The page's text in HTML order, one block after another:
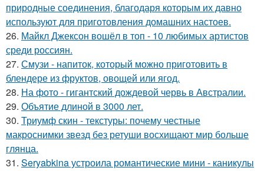
природные соединения, благодаря которым их давно
используют для приготовления домашних настоев.
26. Майкл Джексон вошёл в топ - 10 любимых артистов
среди россиян.
27. Смузи - напиток, который можно приготовить в
блендере из фруктов, овощей или ягод.
28. На фото - гигантский дождевой червь в Австралии.
29. Объятие длиной в 3000 лет.
30. Триумф скин - текстуры: почему честные
макроснимки звезд без ретуши восхищают мир больше
глянца.
31. Seryabkina устроила романтические мини - каникулы